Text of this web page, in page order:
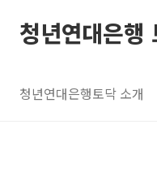
청년연대은행
청년연대은행토닥 소개